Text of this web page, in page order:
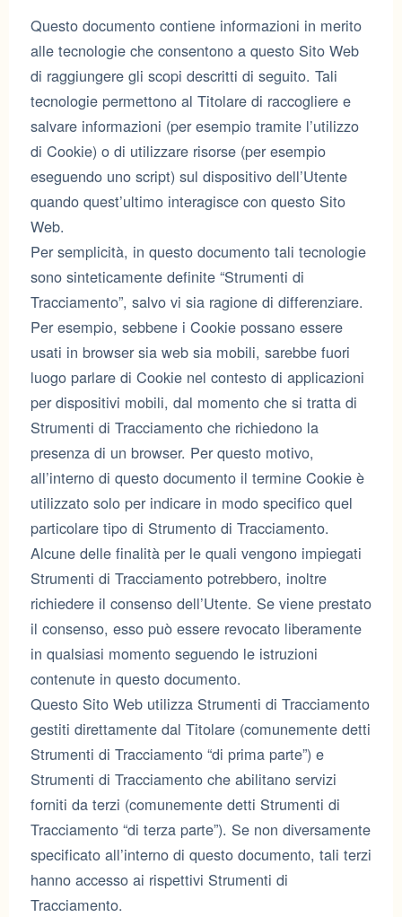
Questo documento contiene informazioni in merito
alle tecnologie che consentono a questo Sito Web
di raggiungere gli scopi descritti di seguito. Tali
tecnologie permettono al Titolare di raccogliere e
salvare informazioni (per esempio tramite l’utilizzo
di Cookie) o di utilizzare risorse (per esempio
eseguendo uno script) sul dispositivo dell’Utente
quando quest’ultimo interagisce con questo Sito
Web.
Per semplicità, in questo documento tali tecnologie
sono sinteticamente definite “Strumenti di
Tracciamento”, salvo vi sia ragione di differenziare.
Per esempio, sebbene i Cookie possano essere
usati in browser sia web sia mobili, sarebbe fuori
luogo parlare di Cookie nel contesto di applicazioni
per dispositivi mobili, dal momento che si tratta di
Strumenti di Tracciamento che richiedono la
presenza di un browser. Per questo motivo,
all’interno di questo documento il termine Cookie è
utilizzato solo per indicare in modo specifico quel
particolare tipo di Strumento di Tracciamento.
Alcune delle finalità per le quali vengono impiegati
Strumenti di Tracciamento potrebbero, inoltre
richiedere il consenso dell’Utente. Se viene prestato
il consenso, esso può essere revocato liberamente
in qualsiasi momento seguendo le istruzioni
contenute in questo documento.
Questo Sito Web utilizza Strumenti di Tracciamento
gestiti direttamente dal Titolare (comunemente detti
Strumenti di Tracciamento “di prima parte”) e
Strumenti di Tracciamento che abilitano servizi
forniti da terzi (comunemente detti Strumenti di
Tracciamento “di terza parte”). Se non diversamente
specificato all’interno di questo documento, tali terzi
hanno accesso ai rispettivi Strumenti di
Tracciamento.